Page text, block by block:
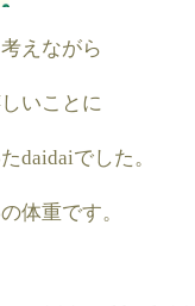
えながら
いことに
daidaiでした。
体重です。